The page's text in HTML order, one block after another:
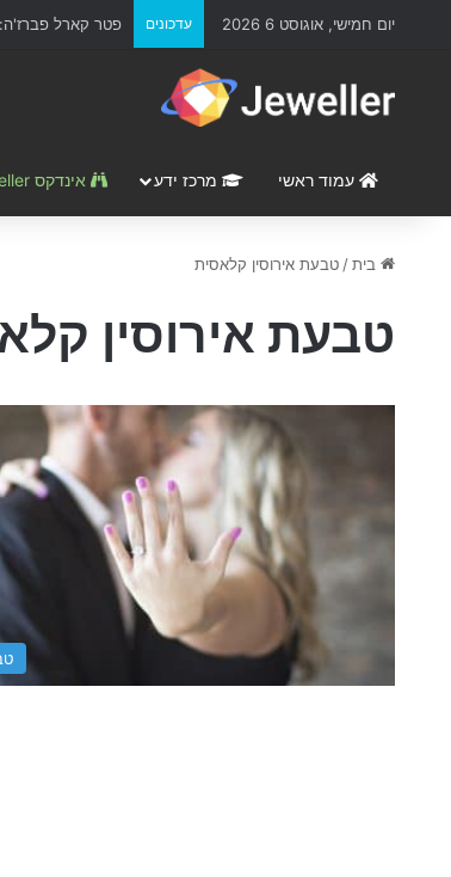
יום חמישי, אוגוסט 6 2026 עדכונים פטר קארל פברז'ה:
עמוד ראשי מרכז ידע אינדקס Jeweller
בית/ טבעת אירוסין קלאסית
טבעת אירוסין